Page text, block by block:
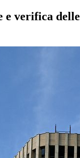
e verifica delle